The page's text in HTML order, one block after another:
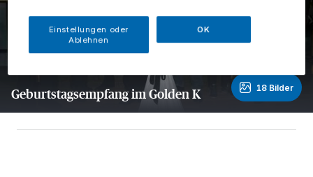
Geburtstagsempfang im Golden K 18 Bilder
Einstellungen oder
Ablehnen
OK